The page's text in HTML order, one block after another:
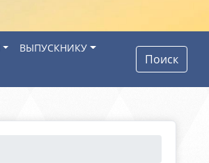
ВЫПУСКНИКУ
Поиск